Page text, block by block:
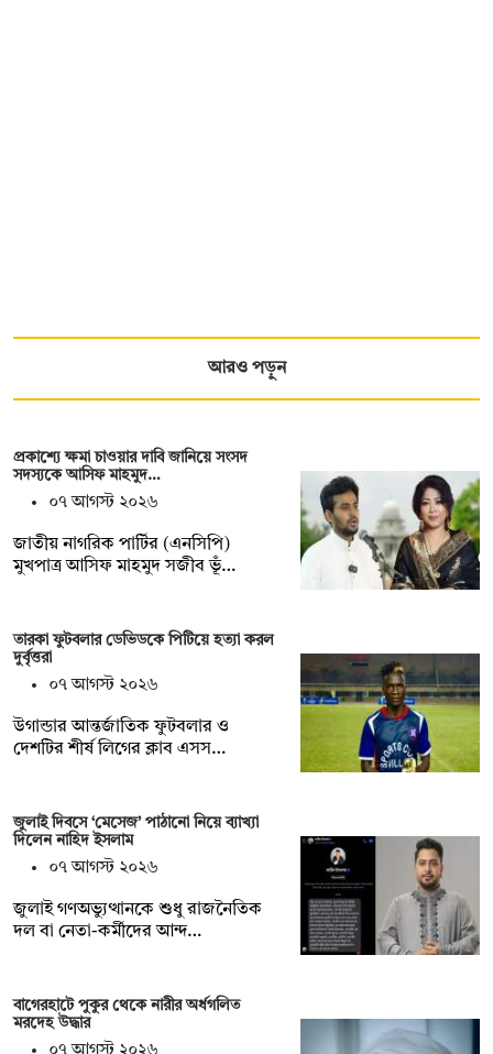
আরও পড়ুন
প্রকাশ্যে ক্ষমা চাওয়ার দাবি জানিয়ে সংসদ
সদস্যকে আসিফ মাহমুদ…
০৭ আগস্ট ২০২৬
জাতীয় নাগরিক পার্টির (এনসিপি)
মুখপাত্র আসিফ মাহমুদ সজীব ভূঁ…
তারকা ফুটবলার ডেভিডকে পিটিয়ে হত্যা করল
দুর্বৃত্তরা
০৭ আগস্ট ২০২৬
উগান্ডার আন্তর্জাতিক ফুটবলার ও
দেশটির শীর্ষ লিগের ক্লাব এসস…
জুলাই দিবসে ‘মেসেজ’ পাঠানো নিয়ে ব্যাখ্যা
দিলেন নাহিদ ইসলাম
০৭ আগস্ট ২০২৬
জুলাই গণঅভ্যুত্থানকে শুধু রাজনৈতিক
দল বা নেতা-কর্মীদের আন্দ…
বাগেরহাটে পুকুর থেকে নারীর অর্ধগলিত
মরদেহ উদ্ধার
০৭ আগস্ট ২০২৬